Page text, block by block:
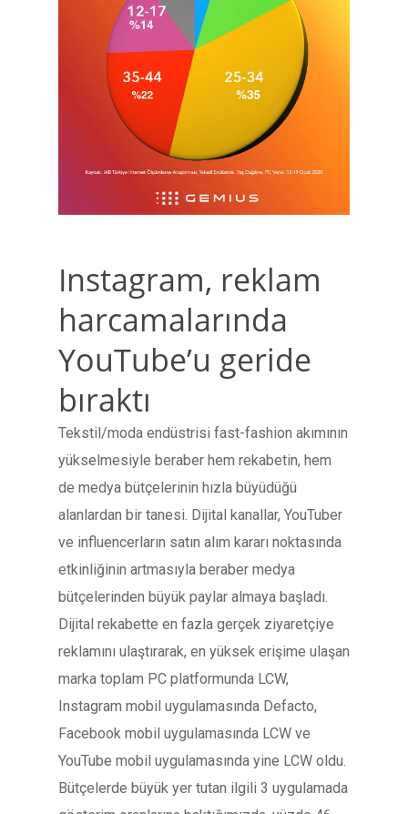
Instagram, reklam
harcamalarında
YouTube’u geride
bıraktı
Tekstil/moda endüstrisi fast-fashion akımının
yükselmesiyle beraber hem rekabetin, hem
de medya bütçelerinin hızla büyüdüğü
alanlardan bir tanesi. Dijital kanallar, YouTuber
ve influencerların satın alım kararı noktasında
etkinliğinin artmasıyla beraber medya
bütçelerinden büyük paylar almaya başladı.
Dijital rekabette en fazla gerçek ziyaretçiye
reklamını ulaştırarak, en yüksek erişime ulaşan
marka toplam PC platformunda LCW,
Instagram mobil uygulamasında Defacto,
Facebook mobil uygulamasında LCW ve
YouTube mobil uygulamasında yine LCW oldu.
Bütçelerde büyük yer tutan ilgili 3 uygulamada